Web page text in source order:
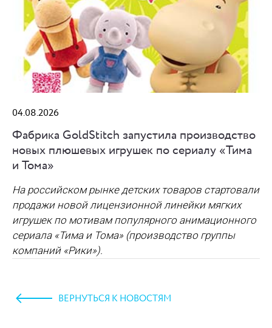
04.08.2026
Фабрика GoldStitch запустила производство
новых плюшевых игрушек по сериалу «Тима
и Тома»
На российском рынке детских товаров стартовали
продажи новой лицензионной линейки мягких
игрушек по мотивам популярного анимационного
сериала «Тима и Тома» (производство группы
компаний «Рики»).
https://www.high-endrolex.com/45
ВЕРНУТЬСЯ К НОВОСТЯМ